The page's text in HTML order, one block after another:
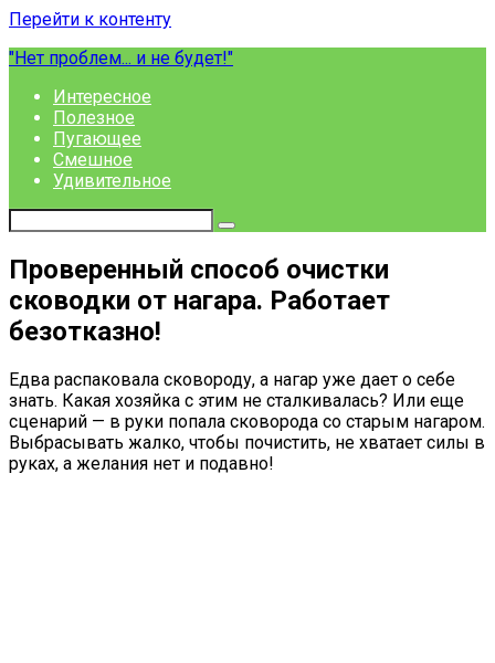
Перейти к контенту
"Нет проблем... и не будет!"
Интересное
Полезное
Пугающее
Смешное
Удивительное
Проверенный способ очистки
сководки от нагара. Работает
безотказно!
Едва распаковала сковороду, а нагар уже дает о себе
знать. Какая хозяйка с этим не сталкивалась? Или еще
сценарий — в руки попала сковорода со старым нагаром.
Выбрасывать жалко, чтобы почистить, не хватает силы в
руках, а желания нет и подавно!